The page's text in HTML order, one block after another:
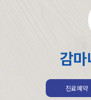
감
진료예약